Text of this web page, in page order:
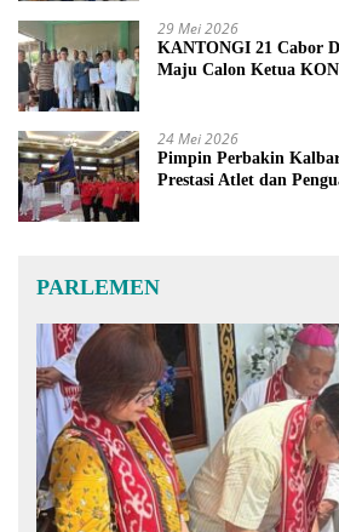
29 Mei 2026
KANTONGI 21 Cabor
Maju Calon Ketua
24 Mei 2026
Pimpin Perbakin
Prestasi Atlet dan
PARLEMEN